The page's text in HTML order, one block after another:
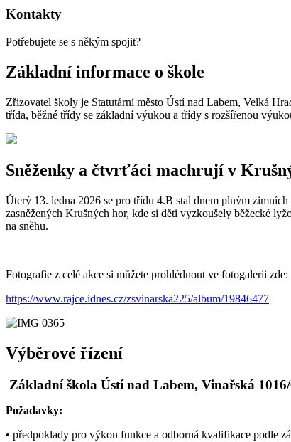
Kontakty
Potřebujete se s někým spojit?
Základní informace o škole
Zřizovatel školy je Statutární město Ústí nad Labem, Velká
třída, běžné třídy se základní výukou a třídy s rozšířenou
Sněženky a čtvrťáci machrují v
Úterý 13. ledna 2026 se pro třídu 4.B stal dnem plným
zasněžených Krušných hor, kde si děti vyzkoušely běžecké
na sněhu.
Fotografie z celé akce si můžete prohlédnout ve fotogalerii zde:
https://www.rajce.idnes.cz/zsvinarska225/album/19846477
Výběrové řízení
Základní škola Ústí nad Labem, Vinařská
Požadavky:
• předpoklady pro výkon funkce a odborná kvalifikace podle